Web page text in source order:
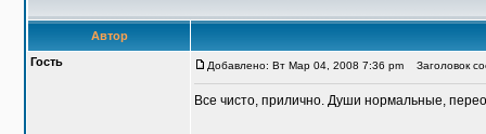
Автор
Гость
Добавлено: Вт Мар 04, 2008 7:36 pm Заголовок
Все чисто, прилично. Души нормальные,